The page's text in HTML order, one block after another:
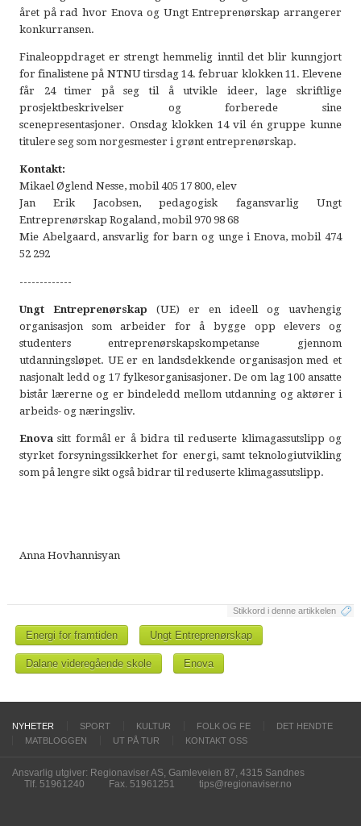
året på rad hvor Enova og Ungt Entreprenørskap arrangerer
konkurransen.
Finaleoppdraget er strengt hemmelig inntil det blir kunngjort
for finalistene på NTNU tirsdag 14. februar klokken 11. Elevene
får 24 timer på seg til å utvikle ideer, lage skriftlige
prosjektbeskrivelser og forberede sine
scenepresentasjoner. Onsdag klokken 14 vil én gruppe kunne
titulere seg som norgesmester i grønt entreprenørskap.
Kontakt:
Mikael Øglend Nesse, mobil 405 17 800, elev
Jan Erik Jacobsen, pedagogisk fagansvarlig Ungt
Entreprenørskap Rogaland, mobil 970 98 68
Mie Abelgaard, ansvarlig for barn og unge i Enova, mobil 474
52 292
-------------
Ungt Entreprenørskap (UE) er en ideell og uavhengig
organisasjon som arbeider for å bygge opp elevers og
studenters entreprenørskapskompetanse gjennom
utdanningsløpet. UE er en landsdekkende organisasjon med et
nasjonalt ledd og 17 fylkesorganisasjoner. De om lag 100 ansatte
bistår lærerne og er bindeledd mellom utdanning og aktører i
arbeids- og næringsliv.
Enovasitt formål er å bidra til reduserte klimagassutslipp og
styrket forsyningssikkerhet for energi, samt teknologiutvikling
som på lengre sikt også bidrar til reduserte klimagassutslipp.
Anna Hovhannisyan
Stikkord i denne artikkelen
Energi for framtiden Ungt Entreprenørskap
Dalane videregående skole Enova
NYHETER SPORT KULTUR FOLK OG FE
DET HENDTE
MATBLOGGEN
UT PÅ TUR KONTAKT OSS
Ansvarlig utgiver: Regionaviser AS, Gamleveien 87, 4315 Sandnes
Tlf. 51961240
Fax. 51961251 tips@regionaviser.no